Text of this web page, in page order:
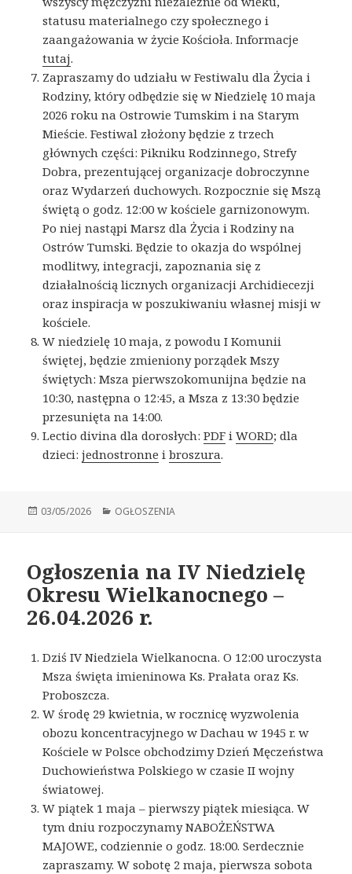
statusu materialnego czy społecznego i
zaangażowania w życie Kościoła. Informacje
tutaj.
Zapraszamy do udziału w Festiwalu dla Życia i
Rodziny, który odbędzie się w Niedzielę 10 maja
2026 roku na Ostrowie Tumskim i na Starym
Mieście. Festiwal złożony będzie z trzech
głównych części: Pikniku Rodzinnego, Strefy
Dobra, prezentującej organizacje dobroczynne
oraz Wydarzeń duchowych. Rozpocznie się Mszą
świętą o godz. 12:00 w kościele garnizonowym.
Po niej nastąpi Marsz dla Życia i Rodziny na
Ostrów Tumski. Będzie to okazja do wspólnej
modlitwy, integracji, zapoznania się z
działalnością licznych organizacji Archidiecezji
oraz inspiracja w poszukiwaniu własnej misji w
kościele.
W niedzielę 10 maja, z powodu I Komunii
świętej, będzie zmieniony porządek Mszy
świętych: Msza pierwszokomunijna będzie na
10:30, następna o 12:45, a Msza z 13:30 będzie
przesunięta na 14:00.
Lectio divina dla dorosłych:PDF iWORD; dla
dzieci:jednostronne ibroszura.
Opublikowano
03/05/2026 Kategorie
OGŁOSZENIA
Ogłoszenia na IV Niedzielę
Okresu Wielkanocnego –
26.04.2026 r.
Dziś IV Niedziela Wielkanocna. O 12:00 uroczysta
Msza święta imieninowa Ks. Prałata oraz Ks.
Proboszcza.
W środę 29 kwietnia, w rocznicę wyzwolenia
obozu koncentracyjnego w Dachau w 1945 r. w
Kościele w Polsce obchodzimy Dzień Męczeństwa
Duchowieństwa Polskiego w czasie II wojny
światowej.
W piątek 1 maja – pierwszy piątek miesiąca. W
tym dniu rozpoczynamy NABOŻEŃSTWA
MAJOWE, codziennie o godz. 18:00. Serdecznie
zapraszamy. W sobotę 2 maja, pierwsza sobota